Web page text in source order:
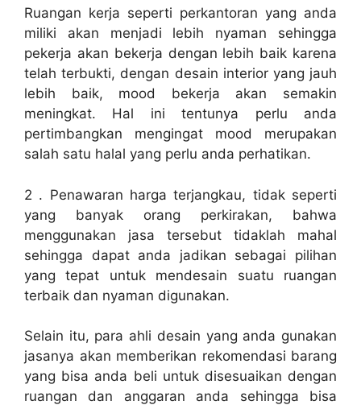
Ruangan kerja seperti perkantoran yang anda
miliki akan menjadi lebih nyaman sehingga
pekerja akan bekerja dengan lebih baik karena
telah terbukti, dengan desain interior yang jauh
lebih baik, mood bekerja akan semakin
meningkat. Hal ini tentunya perlu anda
pertimbangkan mengingat mood merupakan
salah satu halal yang perlu anda perhatikan.
2 . Penawaran harga terjangkau, tidak seperti
yang banyak orang perkirakan, bahwa
menggunakan jasa tersebut tidaklah mahal
sehingga dapat anda jadikan sebagai pilihan
yang tepat untuk mendesain suatu ruangan
terbaik dan nyaman digunakan.
Selain itu, para ahli desain yang anda gunakan
jasanya akan memberikan rekomendasi barang
yang bisa anda beli untuk disesuaikan dengan
ruangan dan anggaran anda sehingga bisa